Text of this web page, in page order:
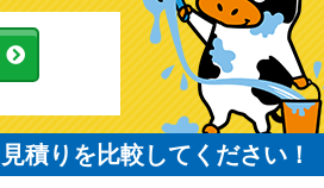
積りを比較してください！